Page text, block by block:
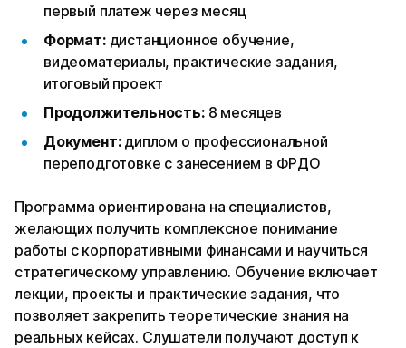
первый платеж через месяц
Формат:дистанционное обучение,
видеоматериалы, практические задания,
итоговый проект
Продолжительность: 8 месяцев
Документ:диплом о профессиональной
переподготовке с занесением в ФРДО
Программа ориентирована на специалистов,
желающих получить комплексное понимание
работы с корпоративными финансами и научиться
стратегическому управлению. Обучение включает
лекции, проекты и практические задания, что
позволяет закрепить теоретические знания на
реальных кейсах. Слушатели получают доступ к